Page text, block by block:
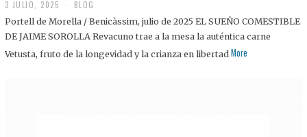
3 JULIO, 2025
J
U
I
BLOG
Portell de Morella / Benicàssim, julio de 2025 EL SUEÑO COMESTIBLE
DE JAIME SOROLLA Revacuno trae a la mesa la auténtica carne
Vetusta, fruto de la longevidad y la crianza en libertad More